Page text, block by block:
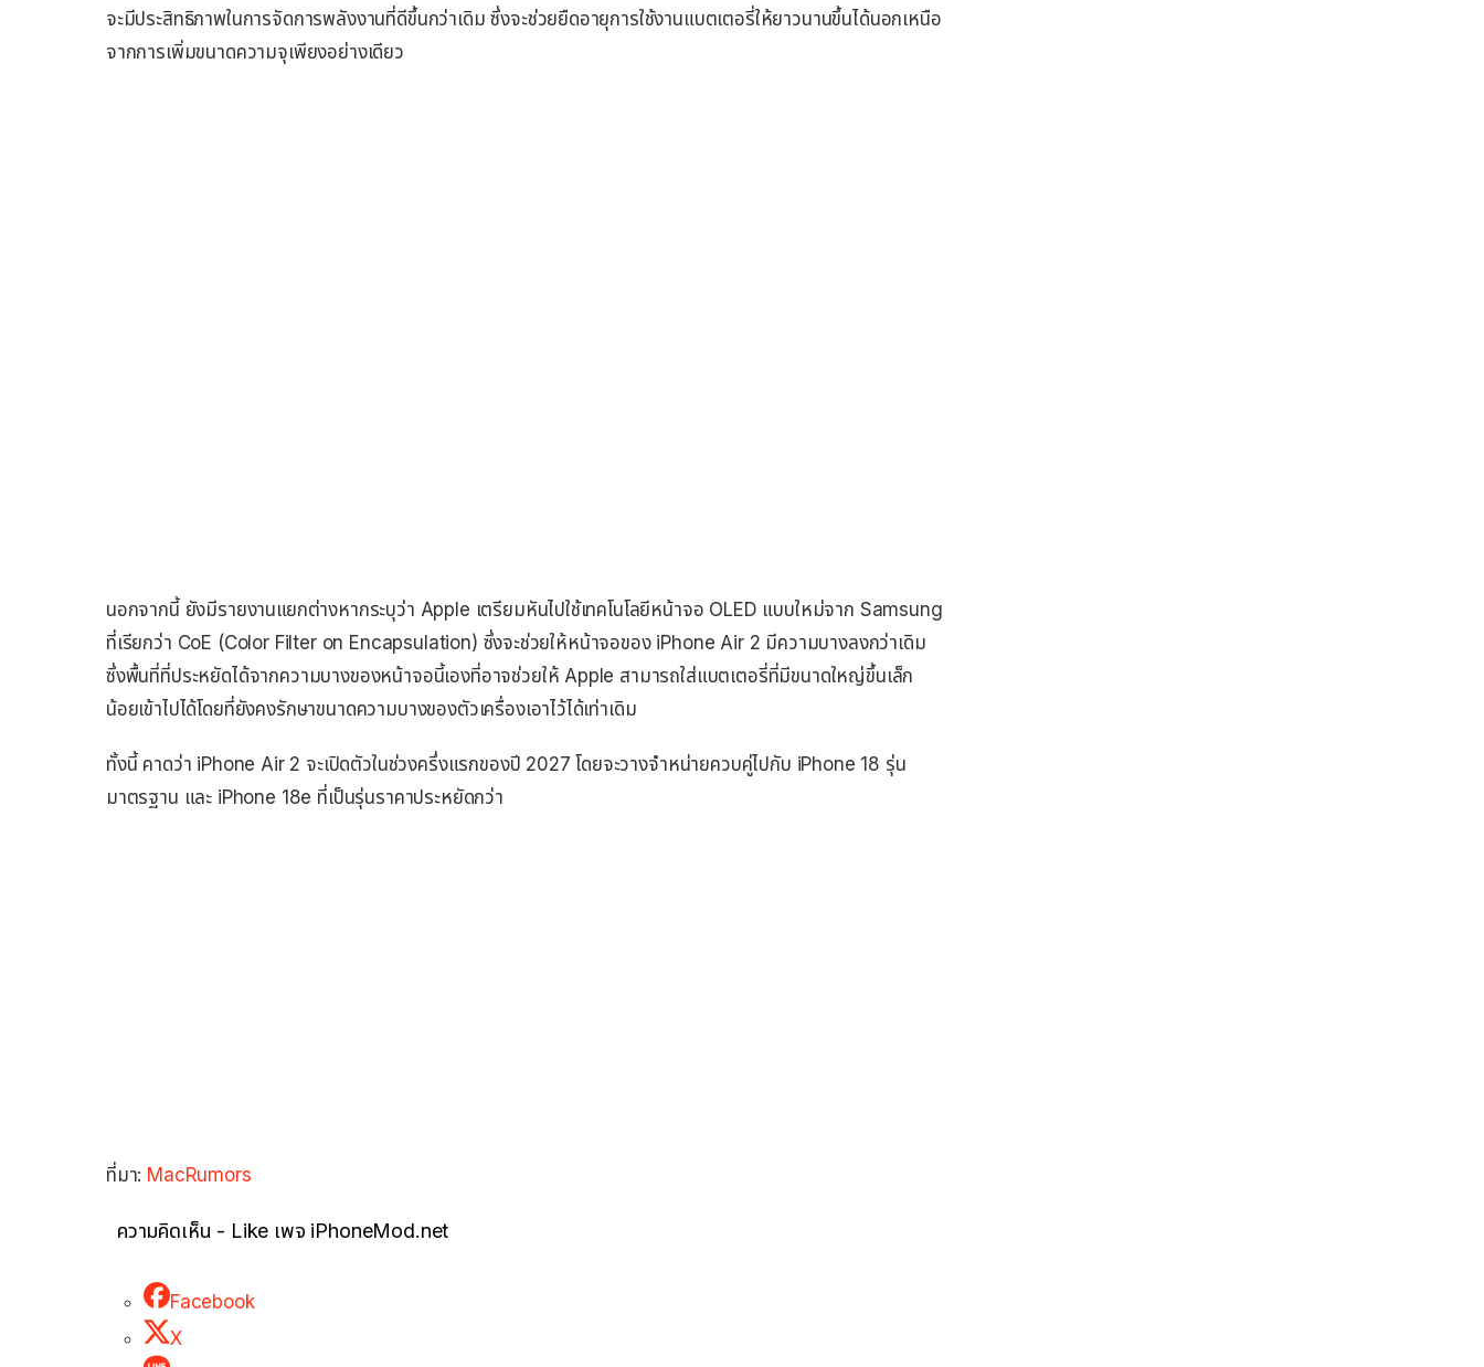
จะมีประสิทธิภาพในการจัดการพลังงานที่ดีขึ้นกว่าเดิม ซึ่งจะช่วยยืดอายุการใช้งานแบตเตอรี่ให้ยาวนานขึ้นได้นอกเหนือ
จากการเพิ่มขนาดความจุเพียงอย่างเดียว
นอกจากนี้ ยังมีรายงานแยกต่างหากระบุว่า Apple เตรียมหันไปใช้เทคโนโลยีหน้าจอ OLED แบบใหม่จาก Samsung
ที่เรียกว่า CoE (Color Filter on Encapsulation) ซึ่งจะช่วยให้หน้าจอของ iPhone Air 2 มีความบางลงกว่าเดิม
ซึ่งพื้นที่ที่ประหยัดได้จากความบางของหน้าจอนี้เองที่อาจช่วยให้ Apple สามารถใส่แบตเตอรี่ที่มีขนาดใหญ่ขึ้นเล็ก
น้อยเข้าไปได้โดยที่ยังคงรักษาขนาดความบางของตัวเครื่องเอาไว้ได้เท่าเดิม
ทั้งนี้ คาดว่า iPhone Air 2 จะเปิดตัวในช่วงครึ่งแรกของปี 2027 โดยจะวางจำหน่ายควบคู่ไปกับ iPhone 18 รุ่น
มาตรฐาน และ iPhone 18e ที่เป็นรุ่นราคาประหยัดกว่า
ที่มา: MacRumors
ความคิดเห็น - Like เพจ iPhoneMod.net
Facebook
X